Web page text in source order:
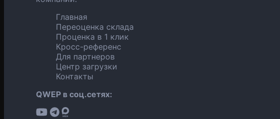
Главная
Переоценка склада
Проценка в 1 клик
Кросс-референс
Для партнеров
Центр загрузки
Контакты
QWEP в соц.сетях: